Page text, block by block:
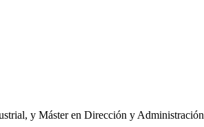
y Máster en Dirección y Administración